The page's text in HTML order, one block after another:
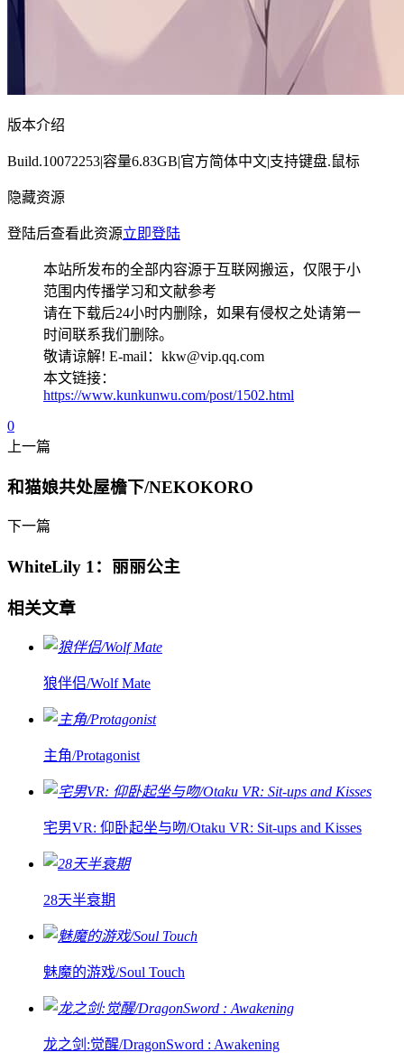
版本介绍
Build.10072253|容量6.83GB|官方简体中文|支持键盘.鼠标
隐藏资源
登陆后查看此资源立即登陆
本站所发布的全部内容源于互联网搬运，仅限于小
范围内传播学习和文献参考
请在下载后24小时内删除，如果有侵权之处请第一
时间联系我们删除。
敬请谅解! E-mail：kkw@vip.qq.com
本文链接：
https://www.kunkunwu.com/post/1502.html
0
上一篇
和猫娘共处屋檐下/NEKOKORO
下一篇
WhiteLily 1：丽丽公主
相关文章
狼伴侣/Wolf Mate
主角/Protagonist
宅男VR: 仰卧起坐与吻/Otaku VR: Sit-ups and Kisses
28天半衰期
魅魔的游戏/Soul Touch
龙之剑:觉醒/DragonSword : Awakening